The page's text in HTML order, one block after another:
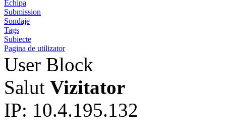
Echipa
Submission
Sondaje
Tags
Subiecte
Pagina de utilizator
User Block
Salut Vizitator
IP: 10.4.195.132